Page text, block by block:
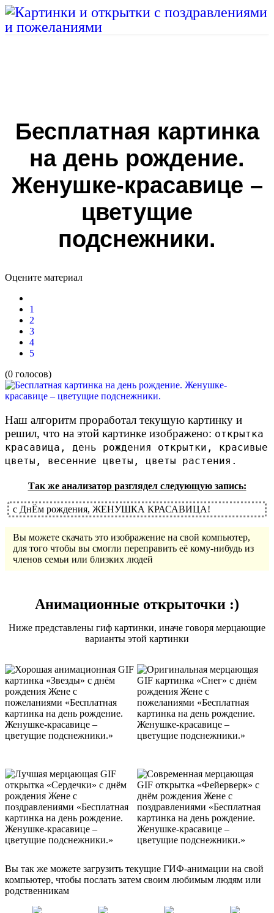
Бесплатная картинка
на день рождение.
Женушке-красавице –
цветущие
подснежники.
Оцените материал
1
2
3
4
5
(0 голосов)
Наш алгоритм проработал текущую картинку и
решил, что на этой картинке изображено: открытка
красавица, день рождения открытки, красивые
цветы, весенние цветы, цветы растения.
Так же анализатор разглядел следующую запись:
с ДнЁм рождения, ЖЕНУШКА КРАСАВИЦА!
Вы можете скачать это изображение на свой компьютер,
для того чтобы вы смогли переправить её кому-нибудь из
членов семьи или близких людей
Анимационные открыточки :)
Ниже представлены гиф картинки, иначе говоря мерцающие
варианты этой картинки
Вы так же можете загрузить текущие ГИФ-анимации на свой
компьютер, чтобы послать затем своим любимым людям или
родственникам